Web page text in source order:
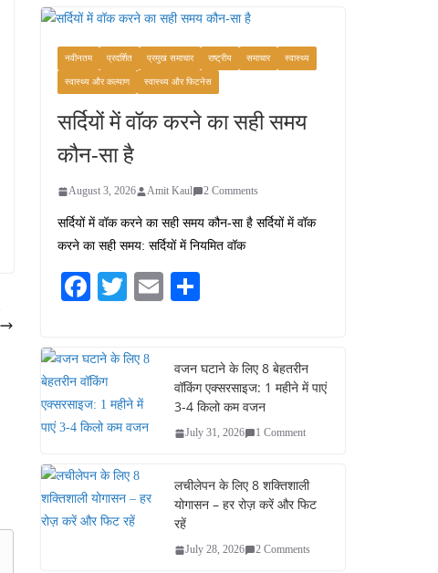
कश्मीर यात्रा गाइड:
प्राकृतिक सुंदरता और
स्वादिष्ट भोजन का अनूठा संगम
August 1, 2026
1 Comment
16 ज़रूरी कीबोर्ड शॉर्टकट्स
जो आपकी उत्पादकता को
दोगुना कर देंगे
नवीनतम प्रदर्शित प्रमुख समाचार राष्ट्रीय समाचार स्वास्थ्य
स्वास्थ्य और कल्याण स्वास्थ्य और फिटनेस
सर्दियों में वॉक करने का सही समय
कौन-सा है
August 3, 2026 Amit Kaul 2 Comments
सर्दियों में वॉक करने का सही समय कौन-सा है सर्दियों में वॉक
करने का सही समय: सर्दियों में नियमित वॉक
Fa
bo
ok
T
tte
r
E
वजन घटाने के लिए 8 बेहतरीन
वॉकिंग एक्सरसाइज: 1 महीने में पाएं
3-4 किलो कम वजन
July 31, 2026 1 Comment
लचीलेपन के लिए 8 शक्तिशाली
योगासन – हर रोज़ करें और फिट
रहें
July 28, 2026 2 Comments